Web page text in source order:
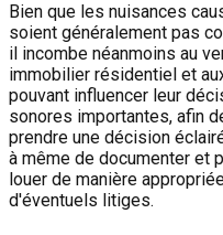
Bien que les nuisances
soient généralement pas
il incombe néanmoins au
immobilier résidentiel et
pouvant influencer leur
sonores importantes, afin
prendre une décision
à même de documenter et
louer de manière
d'éventuels litiges.